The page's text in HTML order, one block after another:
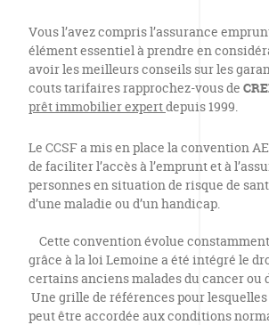
Vous l’avez compris l’assurance
élément essentiel à prendre en
avoir les meilleurs conseils sur les
couts tarifaires rapprochez-vous de
prêt immobilier expertdepuis 1999.
Le CCSF a mis en place la convention
de faciliter l’accès à l’emprunt et à
personnes en situation de risque de
d’une maladie ou d’un handicap.
Cette convention évolue constamment
grâce à la loi Lemoine a été intégré le
certains anciens malades du cancer ou
Une grille de références pour
peut être accordée aux conditions